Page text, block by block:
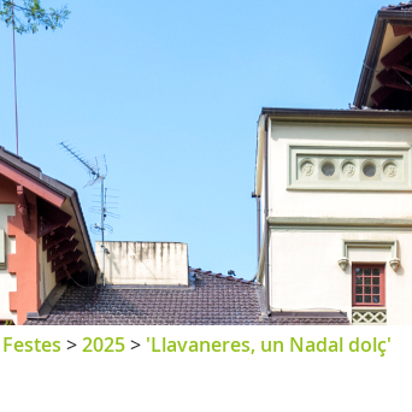
Festes >2025> 'Llavaneres, un Nadal dolç'